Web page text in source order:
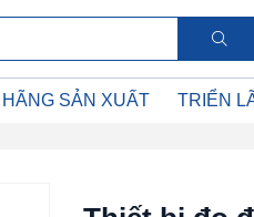
HÃNG SẢN XUẤT TRIỂN